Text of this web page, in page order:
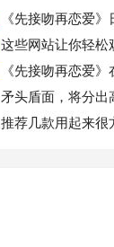
《先接吻再恋爱
这些网站让你轻松
《先接吻再恋爱
矛头盾面，将分出
推荐几款用起来很